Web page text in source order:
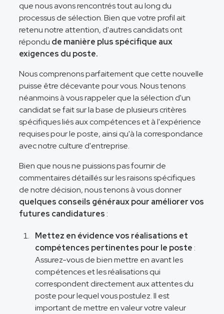
que nous avons rencontrés tout au long du
processus de sélection. Bien que votre profil ait
retenu notre attention, d'autres candidats ont
répondu de manière plus spécifique aux
exigences du poste.
Nous comprenons parfaitement que cette nouvelle
puisse être décevante pour vous. Nous tenons
néanmoins à vous rappeler que la sélection d'un
candidat se fait sur la base de plusieurs critères
spécifiques liés aux compétences et à l'expérience
requises pour le poste, ainsi qu'à la correspondance
avec notre culture d'entreprise.
Bien que nous ne puissions pas fournir de
commentaires détaillés sur les raisons spécifiques
de notre décision, nous tenons à vous donner
quelques conseils généraux pour améliorer vos
futures candidatures :
Mettez en évidence vos réalisations et
compétences pertinentes pour le poste :
Assurez-vous de bien mettre en avant les
compétences et les réalisations qui
correspondent directement aux attentes du
poste pour lequel vous postulez. Il est
important de mettre en valeur votre valeur